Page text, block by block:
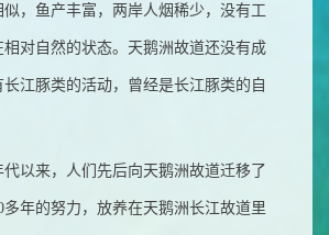
，鱼产丰富，两岸人烟稀少，没有工
对自然的状态。天鹅洲故道还没有成
江豚类的活动，曾经是长江豚类的自
代以来，人们先后向天鹅洲故道迁移了
多年的努力，放养在天鹅洲长江故道里